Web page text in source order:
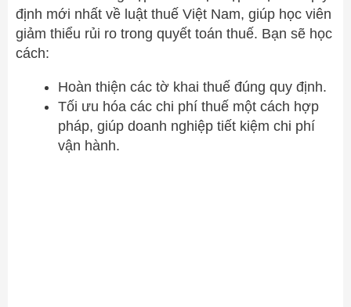
định mới nhất về luật thuế Việt Nam, giúp học viên
giảm thiểu rủi ro trong quyết toán thuế. Bạn sẽ học
cách:
Hoàn thiện các tờ khai thuế đúng quy định.
Tối ưu hóa các chi phí thuế một cách hợp
pháp, giúp doanh nghiệp tiết kiệm chi phí
vận hành.